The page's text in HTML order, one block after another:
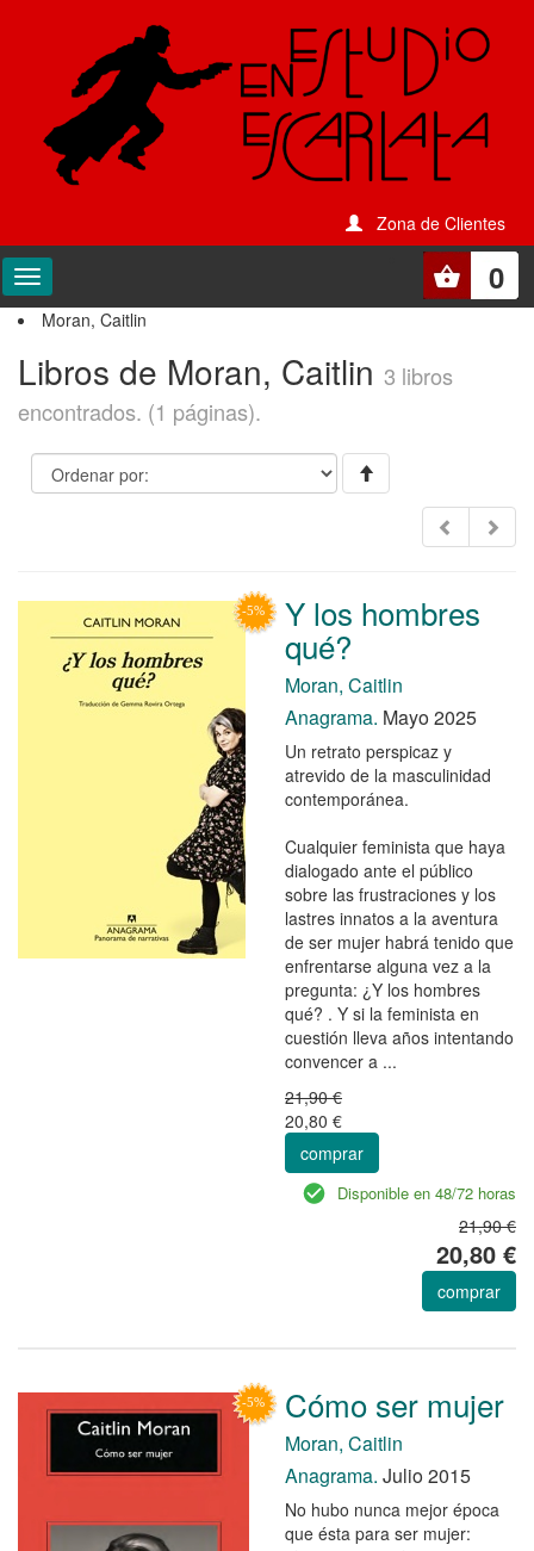
Zona de Clientes
0
Moran, Caitlin
Libros de Moran, Caitlin 3 libros
encontrados. (1 páginas).
Y los hombres
qué?
Moran, Caitlin
Anagrama. Mayo 2025
Un retrato perspicaz y
atrevido de la masculinidad
contemporánea.
Cualquier feminista que haya
dialogado ante el público
sobre las frustraciones y los
lastres innatos a la aventura
de ser mujer habrá tenido que
enfrentarse alguna vez a la
pregunta: ¿Y los hombres
qué? . Y si la feminista en
cuestión lleva años intentando
convencer a ...
21,90 €
20,80 €
comprar
Disponible en 48/72 horas
21,90 €
20,80 €
comprar
Cómo ser mujer
Moran, Caitlin
Anagrama. Julio 2015
No hubo nunca mejor época
que ésta para ser mujer: